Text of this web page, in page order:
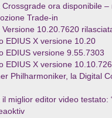
Crossgrade ora disponibile –
Trade-in
Versione 10.20.7620
EDIUS X versione 10.20
EDIUS versione 9.55.7303
EDIUS X versione
Philharmoniker, la Digital
il miglior editor video testato: